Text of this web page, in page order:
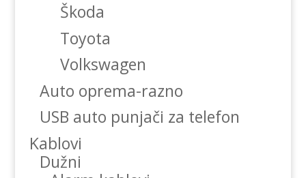
Škoda
Toyota
Volkswagen
Auto oprema-razno
USB auto punjači za telefon
Kablovi
Dužni